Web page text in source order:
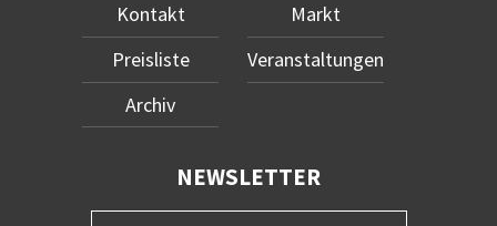
Kontakt
Preisliste
Archiv
Markt
Veranstaltungen
NEWSLETTER